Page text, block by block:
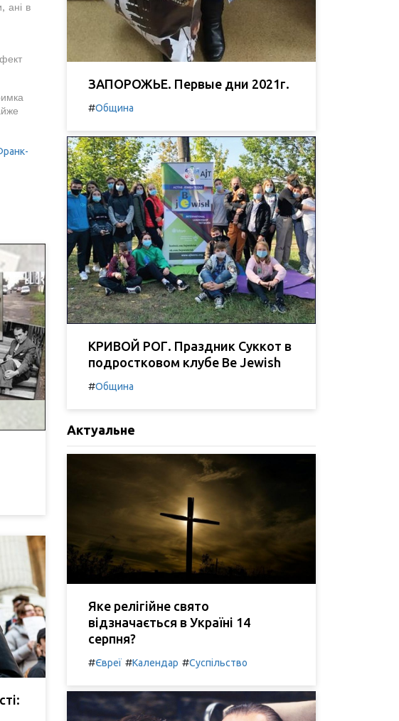
ані в
ЗАПОРОЖЬЕ. Первые дни 2021г.
#Община
КРИВОЙ РОГ. Праздник Суккот в
подростковом клубе Be Jewish
#Община
Актуальне
Яке релігійне свято
відзначається в Україні 14
серпня?
#Євреї #Календар #Суспільство